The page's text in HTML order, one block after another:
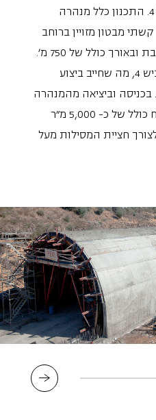
במקביל וממזרח לכביש מס' 4. התכנון כלל מנהרה
מבטון מזויין ברוחב
14 מ', עבור שתי מסילות רכבת ובאורך כולל של 750 מ'.
המנהרה בוצעה בסמוך לכביש 4, מה שחייב ביצוע
וביציאה מהמנהרה
תוכננו קירות תומכים בשטח כולל של כ- 5,000 מ"ר
באורך 70 מטר לצורך חציית המסילות מעל